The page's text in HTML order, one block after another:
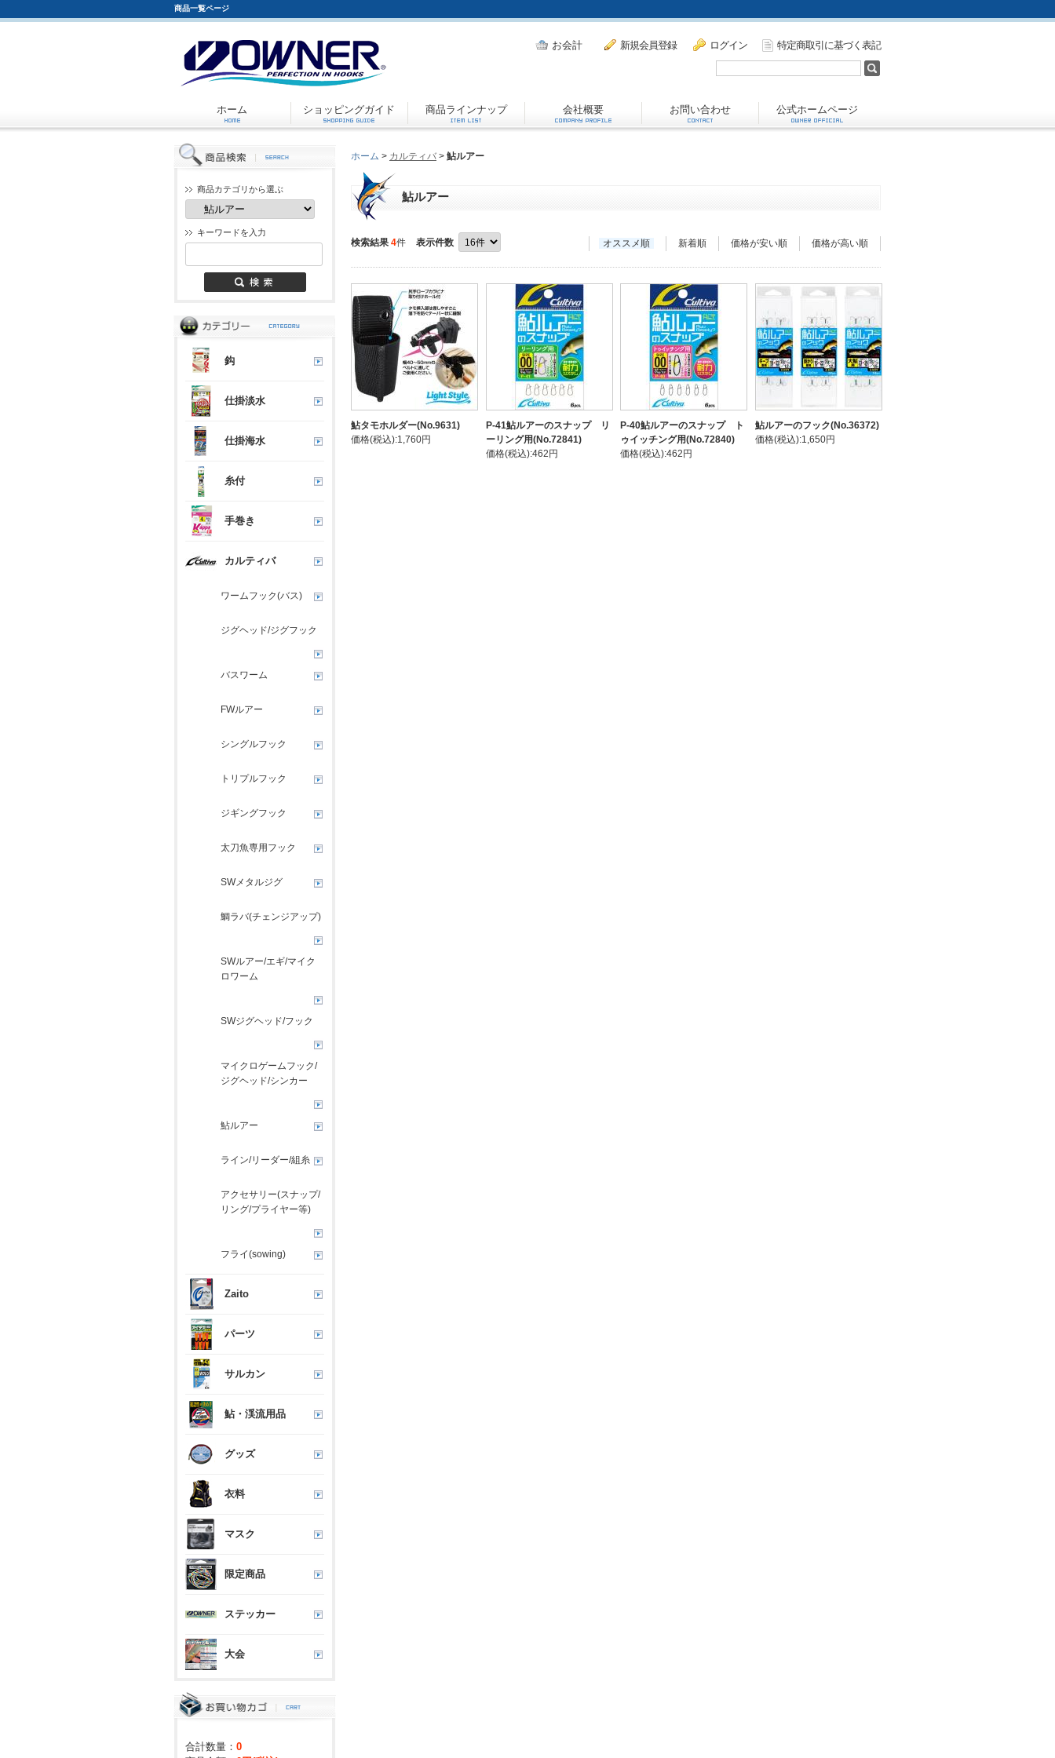
商品一覧ページ
新規会員登録 ログイン 特定商取引に基づく表記
お会計
ホーム ショッピングガイド 商品ラインナップ 会社概要 お問い合わせ 公式ホームページ
商品カテゴリから選ぶ
キーワードを入力
鈎
仕掛淡水
仕掛海水
糸付
手巻き
カルティバ
ワームフック(バス)
ジグヘッド/ジグフック
バスワーム
FWルアー
シングルフック
トリプルフック
ジギングフック
太刀魚専用フック
SWメタルジグ
鯛ラバ(チェンジアップ)
SWルアー/エギ/マイク
ロワーム
SWジグヘッド/フック
マイクロゲームフック/
ジグヘッド/シンカー
鮎ルアー
ライン/リーダー/組糸
アクセサリー(スナップ/
リング/プライヤー等)
フライ(sowing)
Zaito
パーツ
サルカン
鮎・渓流用品
グッズ
衣料
マスク
限定商品
ステッカー
大会
合計数量： 0
ホーム > カルティバ > 鮎ルアー
鮎ルアー
検索結果 4件 表示件数 オススメ順 新着順 価格が安い順 価格が高い順
鮎タモホルダー(No.9631)
価格(税込):1,760円
P-41鮎ルアーのスナップ リ
ーリング用(No.72841)
価格(税込):462円
P-40鮎ルアーのスナップ ト
ゥイッチング用(No.72840)
価格(税込):462円
鮎ルアーのフック(No.36372)
価格(税込):1,650円